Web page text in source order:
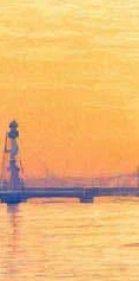
Версия для
Харингтон,
у
всем" по